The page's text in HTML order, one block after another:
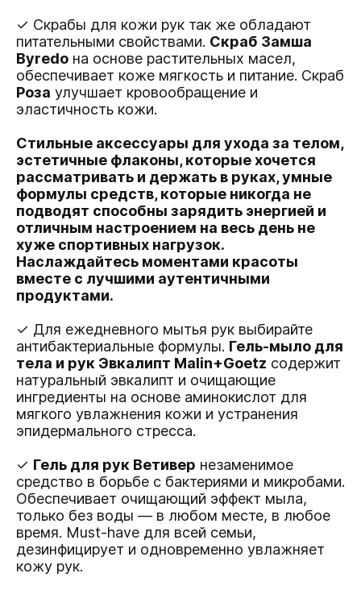
✓ Скрабы для кожи рук так же обладают
питательными свойствами. Скраб Замша
Byredo на основе растительных масел,
обеспечивает коже мягкость и питание. Скраб
Роза улучшает кровообращение и
эластичность кожи.
Стильные аксессуары для ухода за телом,
эстетичные флаконы, которые хочется
рассматривать и держать в руках, умные
формулы средств, которые никогда не
подводят способны зарядить энергией и
отличным настроением на весь день не
хуже спортивных нагрузок.
Наслаждайтесь моментами красоты
вместе с лучшими аутентичными
продуктами.
✓ Для ежедневного мытья рук выбирайте
антибактериальные формулы. Гель-мыло для
тела и рук Эвкалипт Malin+Goetz содержит
натуральный эвкалипт и очищающие
ингредиенты на основе аминокислот для
мягкого увлажнения кожи и устранения
эпидермального стресса.
✓ Гель для рук Ветивер незаменимое
средство в борьбе с бактериями и микробами.
Обеспечивает очищающий эффект мыла,
только без воды — в любом месте, в любое
время. Must-have для всей семьи,
дезинфицирует и одновременно увлажняет
кожу рук.